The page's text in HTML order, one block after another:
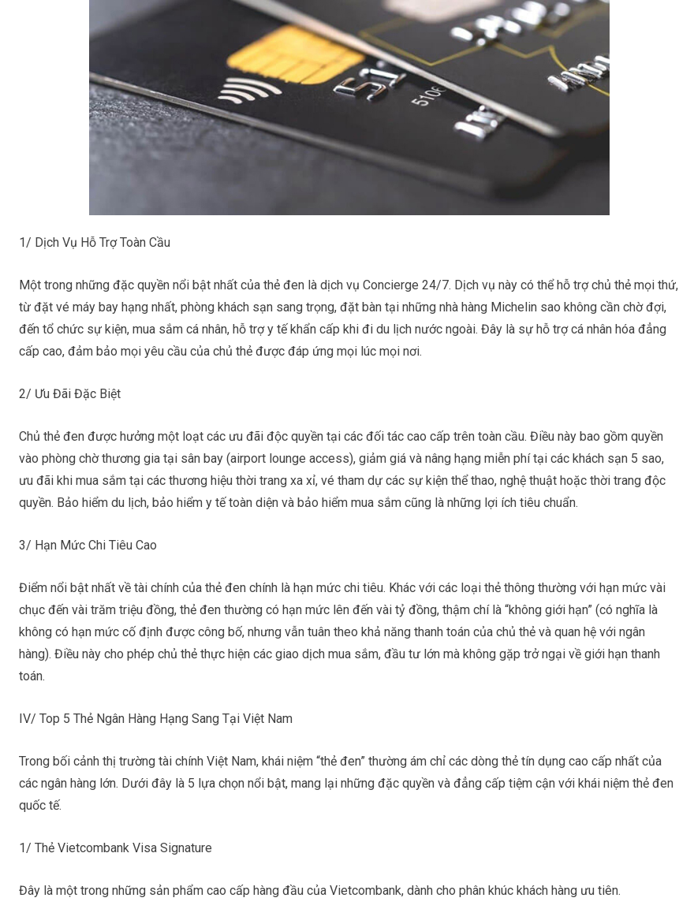
1/ Dịch Vụ Hỗ Trợ Toàn Cầu
Một trong những đặc quyền nổi bật nhất của thẻ đen là dịch vụ Concierge 24/7. Dịch vụ này có thể hỗ trợ chủ thẻ mọi thứ,
từ đặt vé máy bay hạng nhất, phòng khách sạn sang trọng, đặt bàn tại những nhà hàng Michelin sao không cần chờ đợi,
đến tổ chức sự kiện, mua sắm cá nhân, hỗ trợ y tế khẩn cấp khi đi du lịch nước ngoài. Đây là sự hỗ trợ cá nhân hóa đẳng
cấp cao, đảm bảo mọi yêu cầu của chủ thẻ được đáp ứng mọi lúc mọi nơi.
2/ Ưu Đãi Đặc Biệt
Chủ thẻ đen được hưởng một loạt các ưu đãi độc quyền tại các đối tác cao cấp trên toàn cầu. Điều này bao gồm quyền
vào phòng chờ thương gia tại sân bay (airport lounge access), giảm giá và nâng hạng miễn phí tại các khách sạn 5 sao,
ưu đãi khi mua sắm tại các thương hiệu thời trang xa xỉ, vé tham dự các sự kiện thể thao, nghệ thuật hoặc thời trang độc
quyền. Bảo hiểm du lịch, bảo hiểm y tế toàn diện và bảo hiểm mua sắm cũng là những lợi ích tiêu chuẩn.
3/ Hạn Mức Chi Tiêu Cao
Điểm nổi bật nhất về tài chính của thẻ đen chính là hạn mức chi tiêu. Khác với các loại thẻ thông thường với hạn mức vài
chục đến vài trăm triệu đồng, thẻ đen thường có hạn mức lên đến vài tỷ đồng, thậm chí là “không giới hạn” (có nghĩa là
không có hạn mức cố định được công bố, nhưng vẫn tuân theo khả năng thanh toán của chủ thẻ và quan hệ với ngân
hàng). Điều này cho phép chủ thẻ thực hiện các giao dịch mua sắm, đầu tư lớn mà không gặp trở ngại về giới hạn thanh
toán.
IV/ Top 5 Thẻ Ngân Hàng Hạng Sang Tại Việt Nam
Trong bối cảnh thị trường tài chính Việt Nam, khái niệm “thẻ đen” thường ám chỉ các dòng thẻ tín dụng cao cấp nhất của
các ngân hàng lớn. Dưới đây là 5 lựa chọn nổi bật, mang lại những đặc quyền và đẳng cấp tiệm cận với khái niệm thẻ đen
quốc tế.
1/ Thẻ Vietcombank Visa Signature
Đây là một trong những sản phẩm cao cấp hàng đầu của Vietcombank, dành cho phân khúc khách hàng ưu tiên.